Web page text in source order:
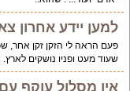
יידע אחרון
לי הזקן זקן אחר, שכל כולו
ופניו נושקים לארץ. אזיי,הו..
עוקף עם